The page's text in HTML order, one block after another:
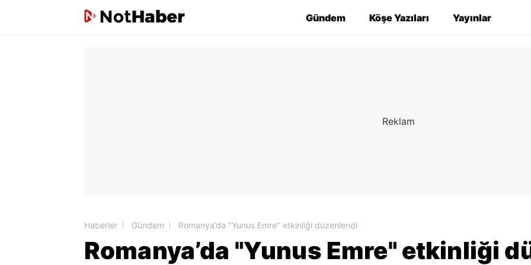
Gündem Köşe Yazıları Yayınlar
Haberler Gündem Romanya’da "Yunus Emre" etkinliği düzenlendi
Romanya’da "Yunus Emre" etkinliği